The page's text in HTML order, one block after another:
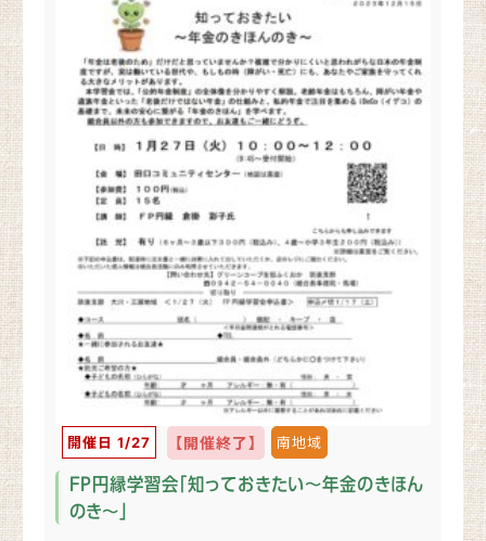
開催日 1/27 【開催終了】 南地域
FP円縁学習会「知っておきたい～年金のきほん
のき～」